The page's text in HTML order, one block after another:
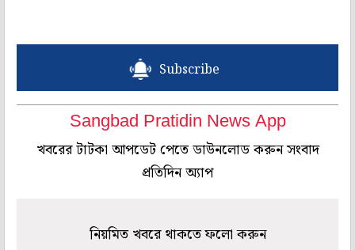
Subscribe
Sangbad Pratidin News App
খবরের টাটকা আপডেট পেতে ডাউনলোড করুন সংবাদ
প্রতিদিন অ্যাপ
নিয়মিত খবরে থাকতে ফলো করুন